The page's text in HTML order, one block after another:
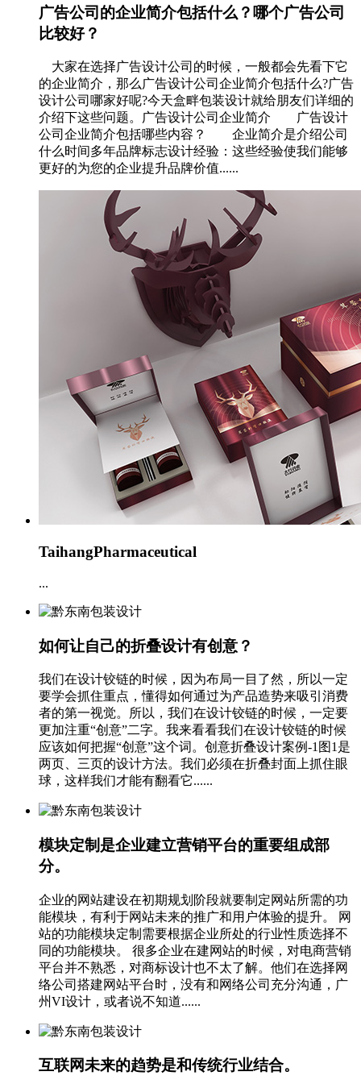
广告公司的企业简介包括什么？哪个广告公司
比较好？
大家在选择广告设计公司的时候，一般都会先看下它
的企业简介，那么广告设计公司企业简介包括什么?广告
设计公司哪家好呢?今天盒畔包装设计就给朋友们详细的
介绍下这些问题。广告设计公司企业简介 广告设计
公司企业简介包括哪些内容？ 企业简介是介绍公司
什么时间多年品牌标志设计经验：这些经验使我们能够
更好的为您的企业提升品牌价值......
TaihangPharmaceutical
...
如何让自己的折叠设计有创意？
我们在设计铰链的时候，因为布局一目了然，所以一定
要学会抓住重点，懂得如何通过为产品造势来吸引消费
者的第一视觉。所以，我们在设计铰链的时候，一定要
更加注重“创意”二字。我来看看我们在设计铰链的时候
应该如何把握“创意”这个词。创意折叠设计案例-1图1是
两页、三页的设计方法。我们必须在折叠封面上抓住眼
球，这样我们才能有翻看它......
模块定制是企业建立营销平台的重要组成部
分。
企业的网站建设在初期规划阶段就要制定网站所需的功
能模块，有利于网站未来的推广和用户体验的提升。 网
站的功能模块定制需要根据企业所处的行业性质选择不
同的功能模块。 很多企业在建网站的时候，对电商营销
平台并不熟悉，对商标设计也不太了解。他们在选择网
络公司搭建网站平台时，没有和网络公司充分沟通，广
州VI设计，或者说不知道......
互联网未来的趋势是和传统行业结合。